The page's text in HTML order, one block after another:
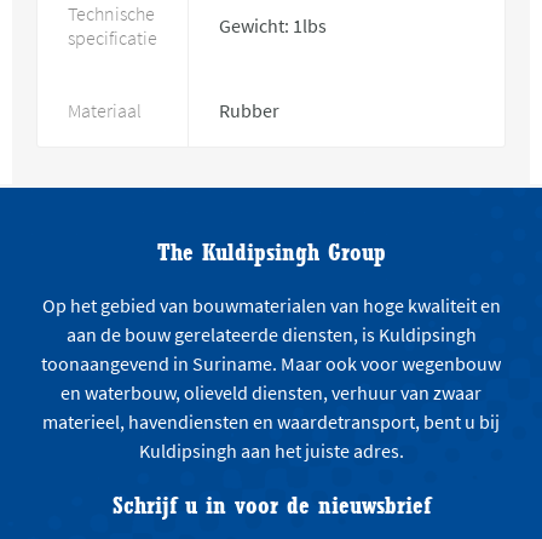
Technische
specificatie
Gewicht: 1lbs
Materiaal Rubber
The Kuldipsingh Group
Op het gebied van bouwmaterialen van hoge kwaliteit en
aan de bouw gerelateerde diensten, is Kuldipsingh
toonaangevend in Suriname. Maar ook voor wegenbouw
en waterbouw, olieveld diensten, verhuur van zwaar
materieel, havendiensten en waardetransport, bent u bij
Kuldipsingh aan het juiste adres.
Schrijf u in voor de nieuwsbrief